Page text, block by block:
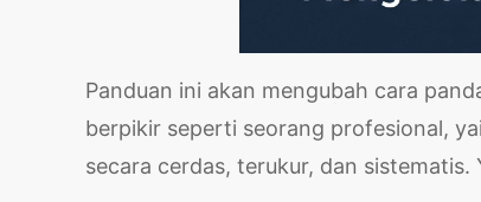
Panduan ini akan mengubah cara
berpikir seperti seorang profesional,
secara cerdas, terukur, dan sistematis.